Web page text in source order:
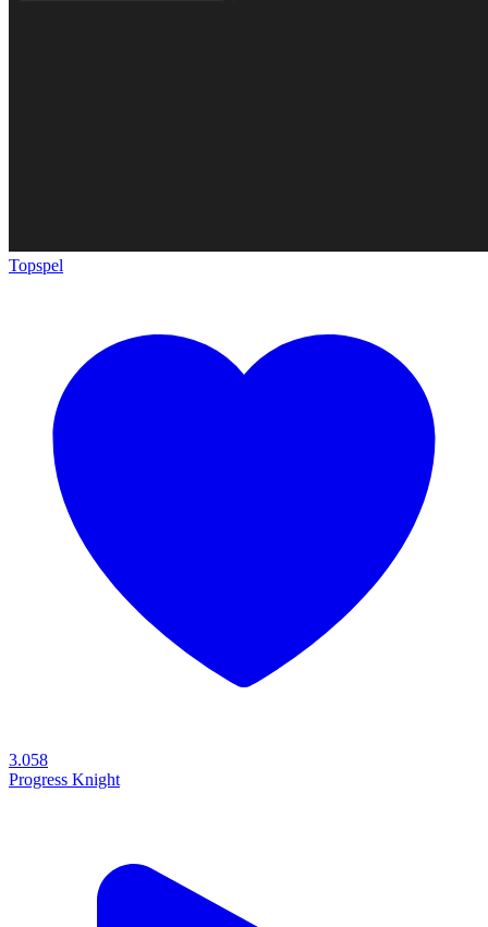
Topspel
3.058
Progress Knight